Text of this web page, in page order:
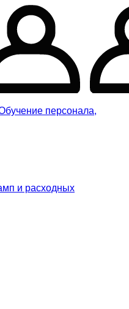
персонала,
и расходных